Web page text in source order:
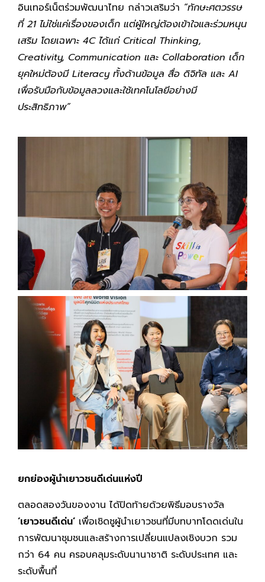
อินเทอร์เน็ตร่วมพัฒนาไทย กล่าวเสริมว่า “ทักษะศตวรรษ
ที่ 21 ไม่ใช่แค่เรื่องของเด็ก แต่ผู้ใหญ่ต้องเข้าใจและร่วมหนุน
เสริม โดยเฉพาะ 4C ได้แก่ Critical Thinking,
Creativity, Communication และ Collaboration เด็ก
ยุคใหม่ต้องมี Literacy ทั้งด้านข้อมูล สื่อ ดิจิทัล และ AI
เพื่อรับมือกับข้อมูลลวงและใช้เทคโนโลยีอย่างมี
ประสิทธิภาพ”
ยกย่องผู้นำเยาวชนดีเด่นแห่งปี
ตลอดสองวันของงาน ได้ปิดท้ายด้วยพิธีมอบรางวัล
‘เยาวชนดีเด่น’ เพื่อเชิดชูผู้นำเยาวชนที่มีบทบาทโดดเด่นใน
การพัฒนาชุมชนและสร้างการเปลี่ยนแปลงเชิงบวก รวม
กว่า 64 คน ครอบคลุมระดับนานาชาติ ระดับประเทศ และ
ระดับพื้นที่